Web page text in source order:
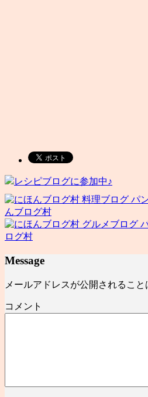
レシピブログに参加中♪
んブログ村
ログ村
Message
メールアドレスが公開されること
コメント